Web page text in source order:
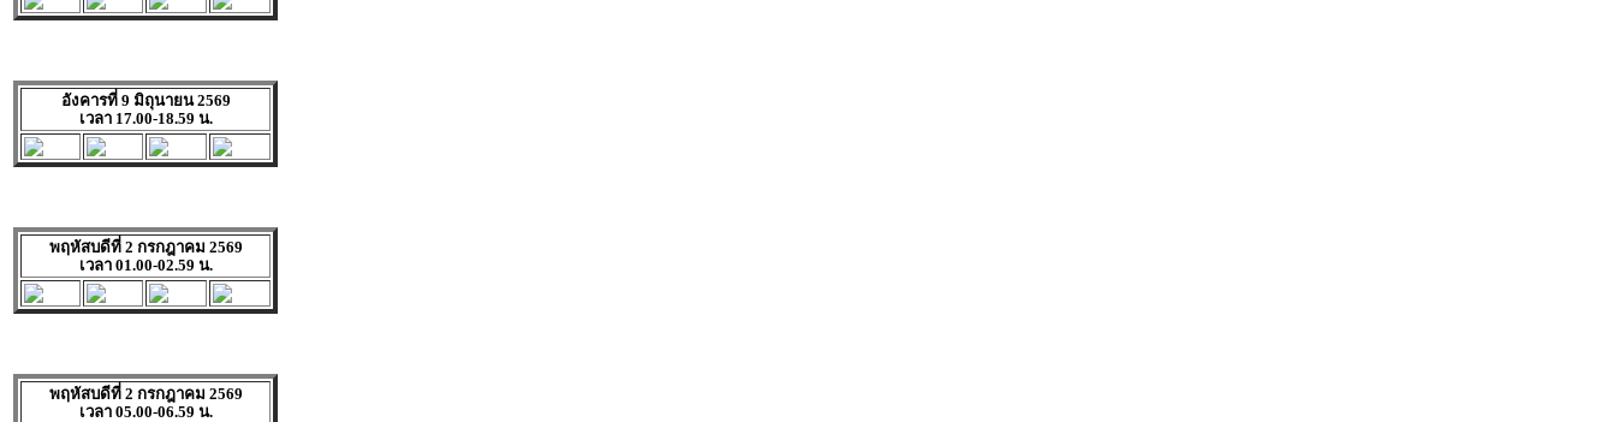
อังคารที่ 9 มิถุนายน 2569
เวลา 17.00-18.59 น.
พฤหัสบดีที่ 2 กรกฎาคม 2569
เวลา 01.00-02.59 น.
พฤหัสบดีที่ 2 กรกฎาคม 2569
เวลา 05.00-06.59 น.